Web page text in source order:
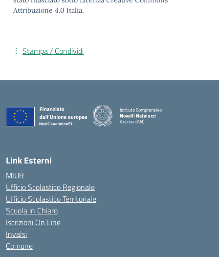
Attribuzione 4.0 Italia.
Stampa / Condividi
Istituto Comprensivo
Novelli Natalucci
Ancona (AN)
Link Esterni
MIUR
Ufficio Scolastico Regionale
Ufficio Scolastico Territoriale
Scuola in Chiaro
Iscrizioni On Line
Invalsi
Comune